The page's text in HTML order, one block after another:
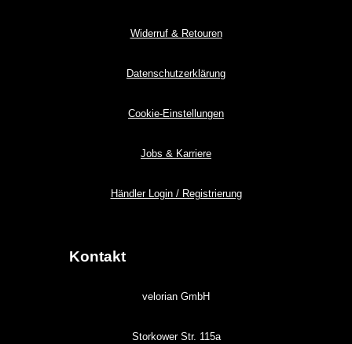
Widerruf & Retouren
Datenschutzerklärung
Cookie-Einstellungen
Jobs & Karriere
Händler Login / Registrierung
Kontakt
velorian GmbH
Storkower Str. 115a